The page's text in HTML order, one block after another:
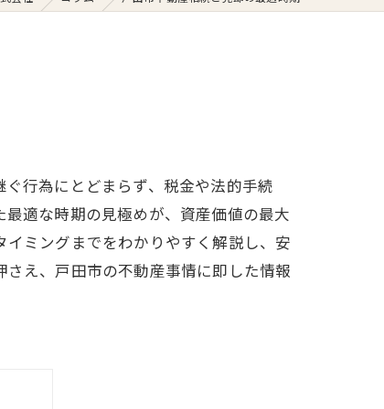
行為にとどまらず、税金や法的手続
適な時期の見極めが、資産価値の最大
ミングまでをわかりやすく解説し、安
え、戸田市の不動産事情に即した情報